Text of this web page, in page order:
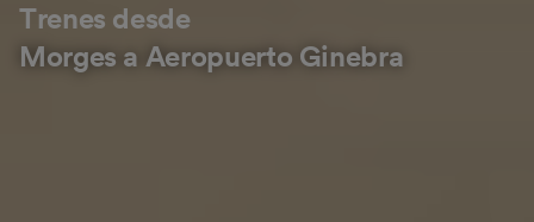
Trenes desde
Morges a Aeropuerto Ginebra